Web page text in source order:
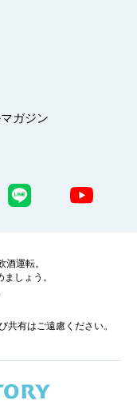
ガジン
運転。
しょう。
共有はご遠慮ください。